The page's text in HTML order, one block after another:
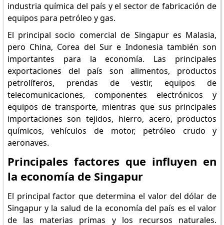
industria química del país y el sector de fabricación de
equipos para petróleo y gas.
El principal socio comercial de Singapur es Malasia,
pero China, Corea del Sur e Indonesia también son
importantes para la economía. Las principales
exportaciones del país son alimentos, productos
petrolíferos, prendas de vestir, equipos de
telecomunicaciones, componentes electrónicos y
equipos de transporte, mientras que sus principales
importaciones son tejidos, hierro, acero, productos
químicos, vehículos de motor, petróleo crudo y
aeronaves.
Principales factores que influyen en
la economía de Singapur
El principal factor que determina el valor del dólar de
Singapur y la salud de la economía del país es el valor
de las materias primas y los recursos naturales.